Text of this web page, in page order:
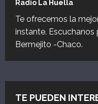
Radio La Huella
Te ofrecemos la
instante. Escuchanos
Bermejito -Chaco.
TE PUEDEN